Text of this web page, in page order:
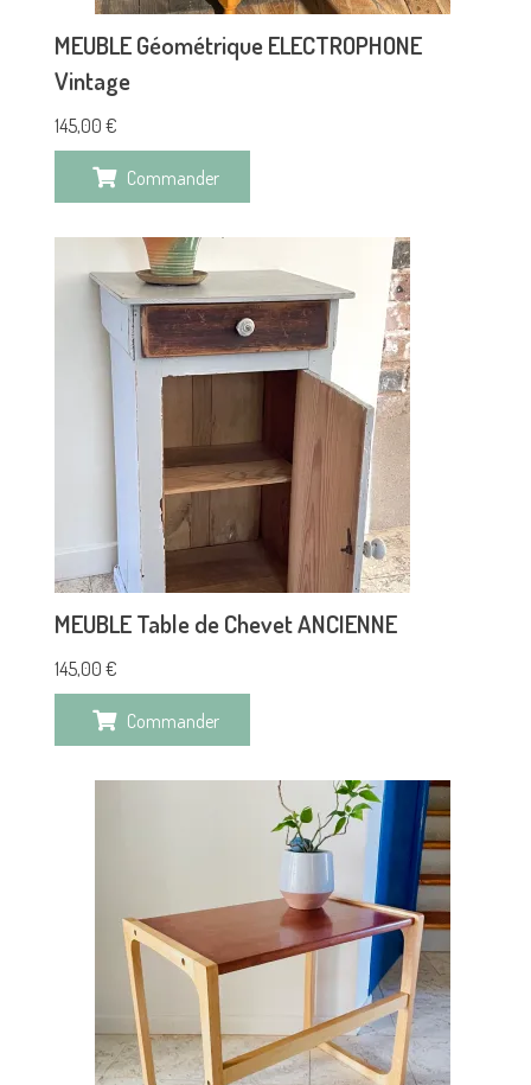
MEUBLE Géométrique ELECTROPHONE
Vintage
145,00 €
Commander
MEUBLE Table de Chevet ANCIENNE
145,00 €
Commander